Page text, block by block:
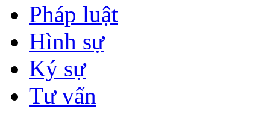
Pháp luật
Hình sự
Ký sự
Tư vấn